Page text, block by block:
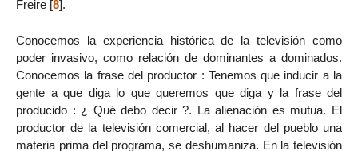
Freire [8].
Conocemos la experiencia histórica de la televisión como
poder invasivo, como relación de dominantes a dominados.
Conocemos la frase del productor : Tenemos que inducir a la
gente a que diga lo que queremos que diga y la frase del
producido : ¿ Qué debo decir ?. La alienación es mutua. El
productor de la televisión comercial, al hacer del pueblo una
materia prima del programa, se deshumaniza. En la televisión